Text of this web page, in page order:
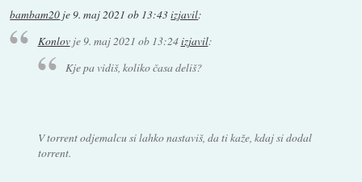
bambam20 je 9. maj 2021 ob 13:43izjavil:
Konlovje9. maj 2021 ob 13:24izjavil:
Kje pa vidiš, koliko časa deliš?
V torrent odjemalcu si lahko nastaviš, da ti kaže, kdaj si dodal
torrent.